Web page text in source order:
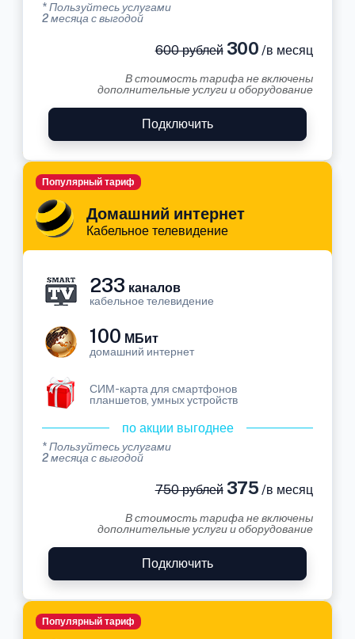
* Пользуйтесь услугами
2 месяца с выгодой
600 рублей300 /в месяц
В стоимость тарифа не включены
дополнительные услуги и оборудование
Подключить
Домашний интернет
Кабельное телевидение
Популярный тариф
233 каналов
кабельное телевидение
100 МБит
домашний интернет
СИМ-карта для смартфонов
планшетов, умных устройств
по акции выгоднее
* Пользуйтесь услугами
2 месяца с выгодой
750 рублей375 /в месяц
В стоимость тарифа не включены
дополнительные услуги и оборудование
Подключить
Популярный тариф